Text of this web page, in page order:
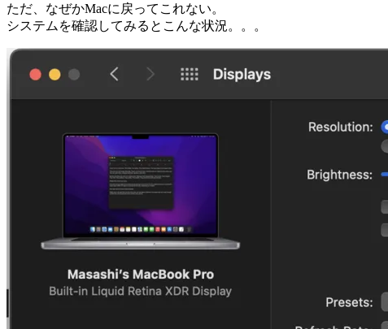
ただ、なぜかMacに戻ってこれない。
システムを確認してみるとこんな状況。。。